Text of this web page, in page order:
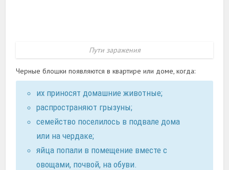
Пути заражения
Черные блошки появляются в квартире или доме, когда:
их приносят домашние животные;
распространяют грызуны;
семейство поселилось в подвале дома
или на чердаке;
яйца попали в помещение вместе с
овощами, почвой, на обуви.